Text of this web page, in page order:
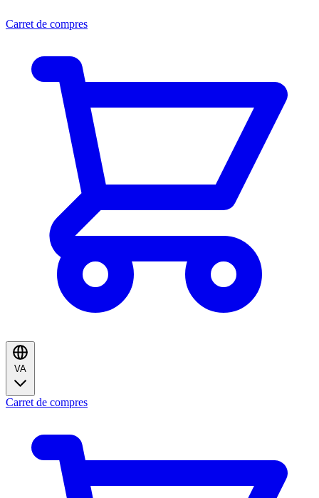
Carret de compres
VA
Carret de compres